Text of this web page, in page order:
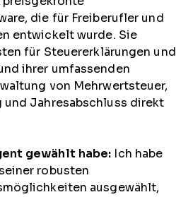
die für Freiberufler und
entwickelt wurde. Sie
für Steuererklärungen und
ihrer umfassenden
von Mehrwertsteuer,
und Jahresabschluss direkt
gewählt habe: Ich habe
robusten
ausgewählt,